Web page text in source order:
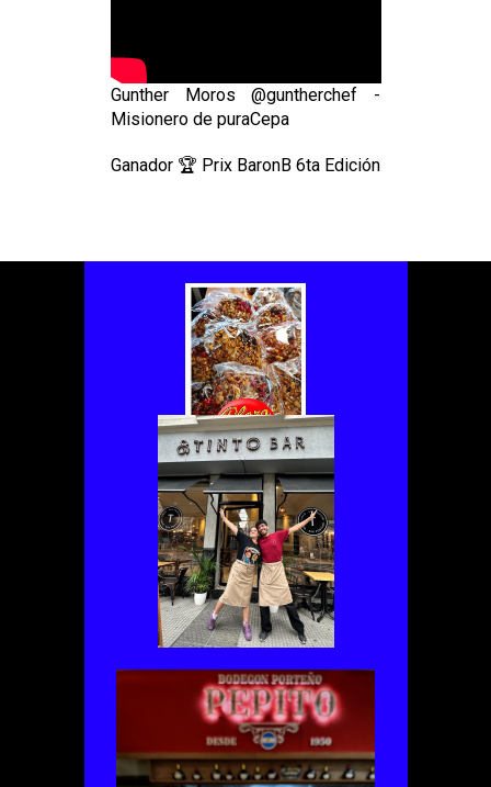
Gunther Moros @guntherchef -
Misionero de puraCepa
Ganador 🏆 Prix BaronB 6ta Edición